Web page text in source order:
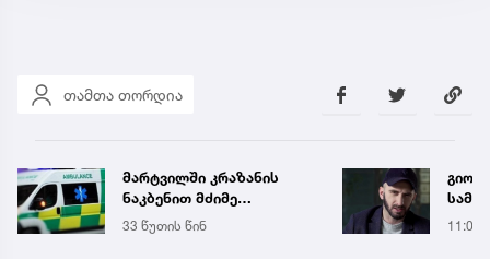
თამთა თორდია
მყოფი
გიორგი კეკელიძე
სამწუხარო ინფორმაციას
11:04